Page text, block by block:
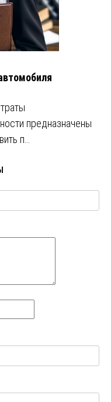
предназначены
п…